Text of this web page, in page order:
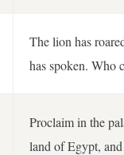
The lion has
has spoken. Who
Proclaim in the
land of Egypt, and